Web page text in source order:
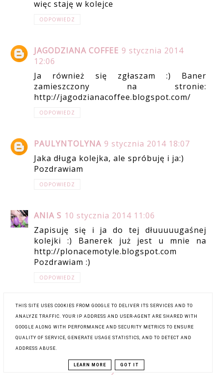
więc staję w kolejce
ODPOWIEDZ
JAGODZIANA COFFEE 9 stycznia 2014
12:06
Ja również się zgłaszam :) Baner
zamieszczony na stronie:
http://jagodzianacoffee.blogspot.com/
ODPOWIEDZ
PAULYNTOLYNA 9 stycznia 2014 18:07
Jaka długa kolejka, ale spróbuję i ja:)
Pozdrawiam
ODPOWIEDZ
ANIA S 10 stycznia 2014 11:06
Zapisuję się i ja do tej dłuuuuugaśnej
kolejki :) Banerek już jest u mnie na
http://plonacemotyle.blogspot.com
Pozdrawiam :)
ODPOWIEDZ
GEMBULA 10 stycznia 2014 15:22
Z chęcią się zapisuję!
ODPOWIEDZ
ANONIMOWY 10 stycznia 2014 15:35
THIS SITE USES COOKIES FROM GOOGLE TO DELIVER ITS SERVICES AND TO
ANALYZE TRAFFIC. YOUR IP ADDRESS AND USER-AGENT ARE SHARED WITH
GOOGLE ALONG WITH PERFORMANCE AND SECURITY METRICS TO ENSURE
QUALITY OF SERVICE, GENERATE USAGE STATISTICS, AND TO DETECT AND
ADDRESS ABUSE.
LEARN MORE GOT IT